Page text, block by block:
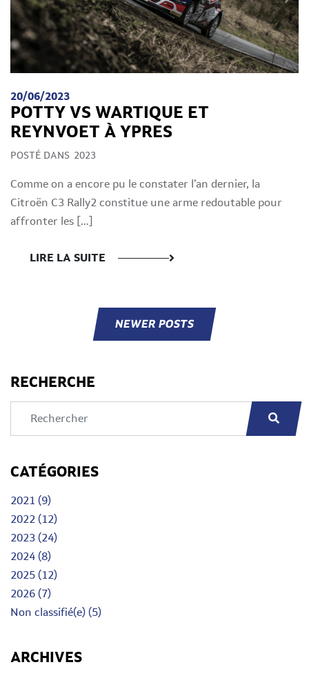
20/06/2023
POTTY VS WARTIQUE ET
REYNVOET À YPRES
POSTÉ DANS 2023
Comme on a encore pu le constater l’an dernier, la
Citroën C3 Rally2 constitue une arme redoutable pour
affronter les […]
LIRE LA SUITE
NEWER POSTS
RECHERCHE
CATÉGORIES
2021 (9)
2022 (12)
2023 (24)
2024 (8)
2025 (12)
2026 (7)
Non classifié(e) (5)
ARCHIVES